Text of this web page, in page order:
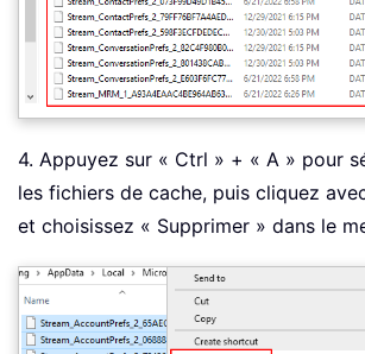
4. Appuyez sur « Ctrl » + « A » pour
les fichiers de cache, puis cliquez
et choisissez « Supprimer » dans le